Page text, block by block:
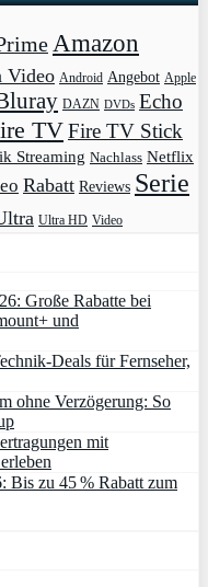
Amazon
Video Android Angebot Apple
DAZN DVDs Echo
TVFire TV Stick
Streaming Nachlass Netflix
Rabatt Reviews Serie
Ultra HD Video
Große Rabatte bei
und
Deals für Fernseher,
ohne Verzögerung: So
mit
Bis zu 45 % Rabatt zum